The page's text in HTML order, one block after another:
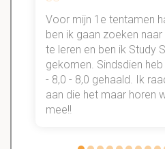
Voor mijn 1e tentamen
ben ik gaan zoeken
te leren en ben ik Study
gekomen. Sindsdien
- 8,0 - 8,0 gehaald. Ik
aan die het maar horen
mee!!